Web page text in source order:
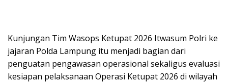
Kunjungan Tim Wasops Ketupat 2026 Itwasum Polri ke
jajaran Polda Lampung itu menjadi bagian dari
penguatan pengawasan operasional sekaligus evaluasi
kesiapan pelaksanaan Operasi Ketupat 2026 di wilayah